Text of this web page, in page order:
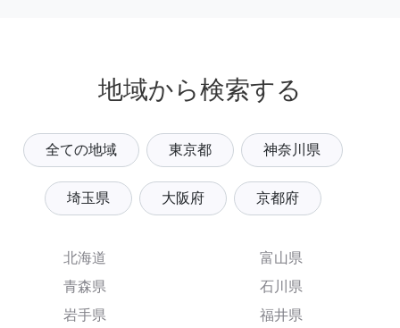
地域から検索する
全ての地域 東京都 神奈川県
埼玉県 大阪府 京都府
北海道
青森県
岩手県
富山県
石川県
福井県